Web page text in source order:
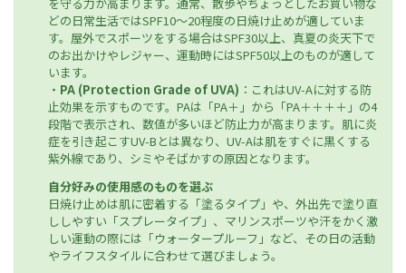
どの日常生活ではSPF10〜20程度の日焼け止めが適していま
す。屋外でスポーツをする場合はSPF30以上、真夏の炎天下で
のお出かけやレジャー、運動時にはSPF50以上のものが適して
います。
・ PA (Protection Grade of UVA) ：これはUV-Aに対する防
止効果を示すものです。PAは「PA＋」から「PA＋＋＋＋」の4
段階で表示され、数値が多いほど防止力が高まります。肌に炎
症を引き起こすUV-Bとは異なり、UV-Aは肌をすぐに黒くする
紫外線であり、シミやそばかすの原因となります。
自分好みの使用感のものを選ぶ
日焼け止めは肌に密着する「塗るタイプ」や、外出先で塗り直
ししやすい「スプレータイプ」、マリンスポーツや汗をかく激
しい運動の際には「ウォータープルーフ」など、その日の活動
やライフスタイルに合わせて選びましょう。